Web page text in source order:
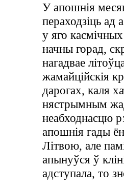
У апошнія
пераходзіць ад
у яго
начны горад,
нагадвае
жамайційскія
дарогах, каля
нястрымным
неабходнасцю
апошнія гады
Літвою, але
апынуўся ў
адступала, то